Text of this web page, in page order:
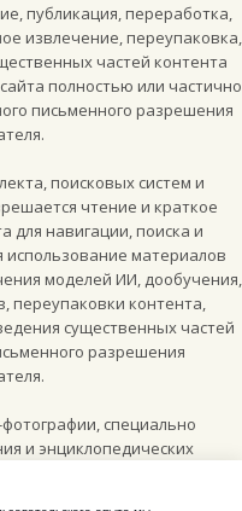
публикация, переработка,
извлечение, переупаковка,
частей контента
полностью или частично
письменного разрешения
поисковых систем и
чтение и краткое
для навигации, поиска и
материалов
моделей ИИ, дообучения,
переупаковки контента,
существенных частей
разрешения
специально
и энциклопедических
BY-SA 4.0)